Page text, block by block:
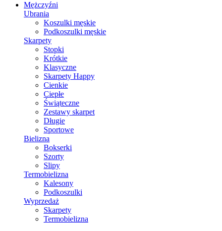
Mężczyźni
Ubrania
Koszulki męskie
Podkoszulki męskie
Skarpety
Stopki
Krótkie
Klasyczne
Skarpety Happy
Cienkie
Ciepłe
Świąteczne
Zestawy skarpet
Długie
Sportowe
Bielizna
Bokserki
Szorty
Slipy
Termobielizna
Kalesony
Podkoszulki
Wyprzedaż
Skarpety
Termobielizna